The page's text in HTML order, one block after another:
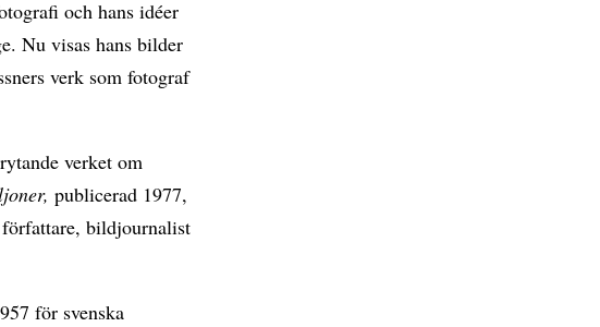
och hans idéer
Nu visas hans bilder
verk som fotograf
verket om
publicerad 1977,
bildjournalist
för svenska